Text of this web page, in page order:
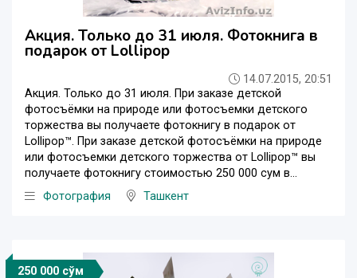
Акция. Только до 31 июля. Фотокнига в
подарок от Lollipop
14.07.2015, 20:51
Акция. Только до 31 июля. При заказе детской
фотосъёмки на природе или фотосъемки детского
торжества вы получаете фотокнигу в подарок от
Lollipop™. При заказе детской фотосъёмки на природе
или фотосъемки детского торжества от Lollipop™ вы
получаете фотокнигу стоимостью 250 000 сум в...
Фотография
Ташкент
250 000 сўм